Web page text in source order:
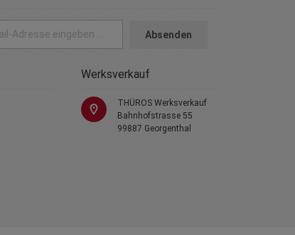
Werksverkauf
THÜROS Werksverkauf
Bahnhofstrasse 55
99887 Georgenthal
Absenden